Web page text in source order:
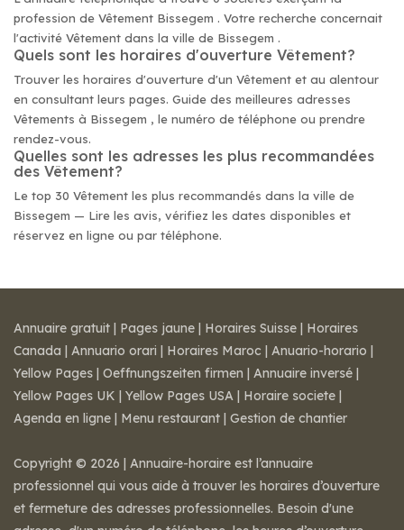
profession de Vêtement Bissegem . Votre recherche concernait
l'activité Vêtement dans la ville de Bissegem .
Quels sont les horaires d'ouverture Vêtement?
Trouver les horaires d'ouverture d'un Vêtement et au alentour
en consultant leurs pages. Guide des meilleures adresses
Vêtements à Bissegem , le numéro de téléphone ou prendre
rendez-vous.
Quelles sont les adresses les plus recommandées
des Vêtement?
Le top 30 Vêtement les plus recommandés dans la ville de
Bissegem — Lire les avis, vérifiez les dates disponibles et
réservez en ligne ou par téléphone.
Annuaire gratuit | Pages jaune | Horaires Suisse | Horaires
Canada | Annuario orari | Horaires Maroc | Anuario-horario |
Yellow Pages | Oeffnungszeiten firmen | Annuaire inversé |
Yellow Pages UK | Yellow Pages USA | Horaire societe |
Agenda en ligne | Menu restaurant | Gestion de chantier
Copyright © 2026 | Annuaire-horaire est l’annuaire
professionnel qui vous aide à trouver les horaires d’ouverture
et fermeture des adresses professionnelles. Besoin d'une